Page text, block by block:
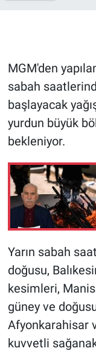
MGM'den
sabah
başlayacak
yurdun büyük
bekleniyor.
Yarın sabah
doğusu,
kesimleri,
güney ve
Afyonkarahisar
kuvvetli